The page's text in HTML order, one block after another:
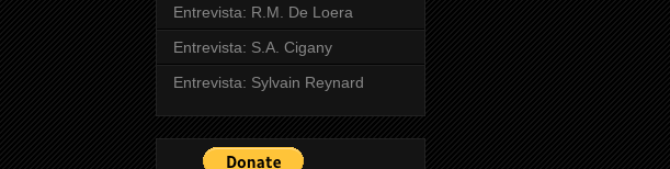
Entrevista: R.M. De Loera
Entrevista: S.A. Cigany
Entrevista: Sylvain Reynard